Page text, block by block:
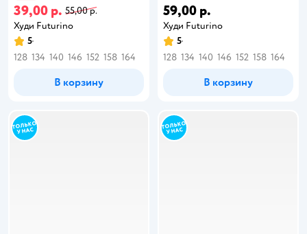
39,00 р. 55,00 р.
Худи Futurino
5
128 134 140 146 152 158 164
В корзину
59,00 р.
Худи Futurino
5
128 134 140 146 152 158 164
В корзину